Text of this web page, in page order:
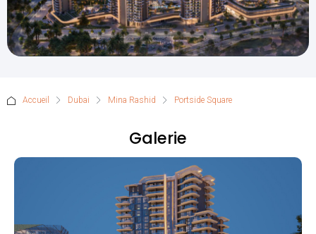
Accueil Dubai Mina Rashid Portside Square
Galerie